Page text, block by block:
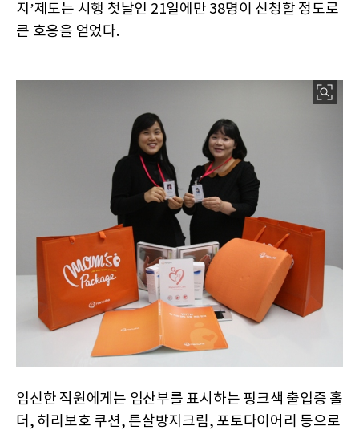
지’제도는 시행 첫날인 21일에만 38명이 신청할 정도로
큰 호응을 얻었다.
임신한 직원에게는 임산부를 표시하는 핑크색 출입증 홀
더, 허리보호 쿠션, 튼살방지크림, 포토다이어리 등으로